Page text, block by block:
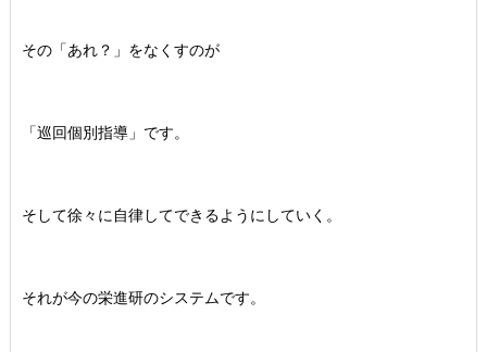
その「あれ？」をなくすのが
「巡回個別指導」です。
そして徐々に自律してできるようにしていく。
それが今の栄進研のシステムです。